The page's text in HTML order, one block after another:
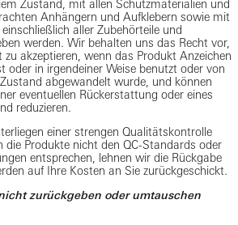
Zustand, mit allen Schutzmaterialien und
Anhängern und Aufklebern sowie mit
aller Zubehörteile und
werden. Wir behalten uns das Recht vor,
zu akzeptieren, wenn das Produkt Anzeichen
oder in irgendeiner Weise benutzt oder von
abgewandelt wurde, und können
eventuellen Rückerstattung oder eines
reduzieren.
einer strengen Qualitätskontrolle
die Produkte nicht den QC-Standards oder
entsprechen, lehnen wir die Rückgabe
auf Ihre Kosten an Sie zurückgeschickt.
zurückgeben oder umtauschen